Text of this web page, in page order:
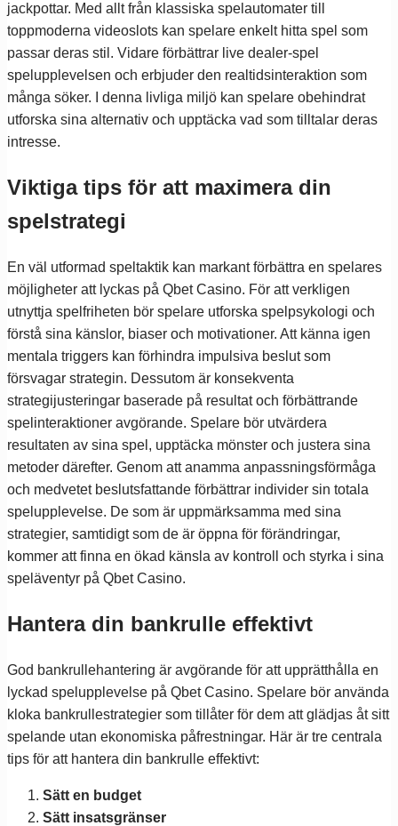
jackpottar. Med allt från klassiska spelautomater till
toppmoderna videoslots kan spelare enkelt hitta spel som
passar deras stil. Vidare förbättrar live dealer-spel
spelupplevelsen och erbjuder den realtidsinteraktion som
många söker. I denna livliga miljö kan spelare obehindrat
utforska sina alternativ och upptäcka vad som tilltalar deras
intresse.
Viktiga tips för att maximera din
spelstrategi
En väl utformad speltaktik kan markant förbättra en spelares
möjligheter att lyckas på Qbet Casino. För att verkligen
utnyttja spelfriheten bör spelare utforska spelpsykologi och
förstå sina känslor, biaser och motivationer. Att känna igen
mentala triggers kan förhindra impulsiva beslut som
försvagar strategin. Dessutom är konsekventa
strategijusteringar baserade på resultat och förbättrande
spelinteraktioner avgörande. Spelare bör utvärdera
resultaten av sina spel, upptäcka mönster och justera sina
metoder därefter. Genom att anamma anpassningsförmåga
och medvetet beslutsfattande förbättrar individer sin totala
spelupplevelse. De som är uppmärksamma med sina
strategier, samtidigt som de är öppna för förändringar,
kommer att finna en ökad känsla av kontroll och styrka i sina
speläventyr på Qbet Casino.
Hantera din bankrulle effektivt
God bankrullehantering är avgörande för att upprätthålla en
lyckad spelupplevelse på Qbet Casino. Spelare bör använda
kloka bankrullestrategier som tillåter för dem att glädjas åt sitt
spelande utan ekonomiska påfrestningar. Här är tre centrala
tips för att hantera din bankrulle effektivt:
Sätt en budget
Sätt insatsgränser